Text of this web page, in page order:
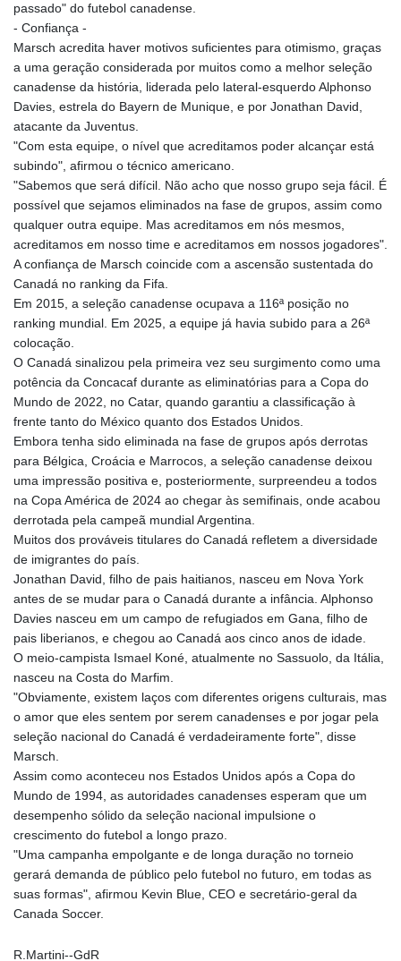
passado" do futebol canadense.
- Confiança -
Marsch acredita haver motivos suficientes para otimismo, graças
a uma geração considerada por muitos como a melhor seleção
canadense da história, liderada pelo lateral-esquerdo Alphonso
Davies, estrela do Bayern de Munique, e por Jonathan David,
atacante da Juventus.
"Com esta equipe, o nível que acreditamos poder alcançar está
subindo", afirmou o técnico americano.
"Sabemos que será difícil. Não acho que nosso grupo seja fácil. É
possível que sejamos eliminados na fase de grupos, assim como
qualquer outra equipe. Mas acreditamos em nós mesmos,
acreditamos em nosso time e acreditamos em nossos jogadores".
A confiança de Marsch coincide com a ascensão sustentada do
Canadá no ranking da Fifa.
Em 2015, a seleção canadense ocupava a 116ª posição no
ranking mundial. Em 2025, a equipe já havia subido para a 26ª
colocação.
O Canadá sinalizou pela primeira vez seu surgimento como uma
potência da Concacaf durante as eliminatórias para a Copa do
Mundo de 2022, no Catar, quando garantiu a classificação à
frente tanto do México quanto dos Estados Unidos.
Embora tenha sido eliminada na fase de grupos após derrotas
para Bélgica, Croácia e Marrocos, a seleção canadense deixou
uma impressão positiva e, posteriormente, surpreendeu a todos
na Copa América de 2024 ao chegar às semifinais, onde acabou
derrotada pela campeã mundial Argentina.
Muitos dos prováveis titulares do Canadá refletem a diversidade
de imigrantes do país.
Jonathan David, filho de pais haitianos, nasceu em Nova York
antes de se mudar para o Canadá durante a infância. Alphonso
Davies nasceu em um campo de refugiados em Gana, filho de
pais liberianos, e chegou ao Canadá aos cinco anos de idade.
O meio-campista Ismael Koné, atualmente no Sassuolo, da Itália,
nasceu na Costa do Marfim.
"Obviamente, existem laços com diferentes origens culturais, mas
o amor que eles sentem por serem canadenses e por jogar pela
seleção nacional do Canadá é verdadeiramente forte", disse
Marsch.
Assim como aconteceu nos Estados Unidos após a Copa do
Mundo de 1994, as autoridades canadenses esperam que um
desempenho sólido da seleção nacional impulsione o
crescimento do futebol a longo prazo.
"Uma campanha empolgante e de longa duração no torneio
gerará demanda de público pelo futebol no futuro, em todas as
suas formas", afirmou Kevin Blue, CEO e secretário-geral da
Canada Soccer.
R.Martini--GdR